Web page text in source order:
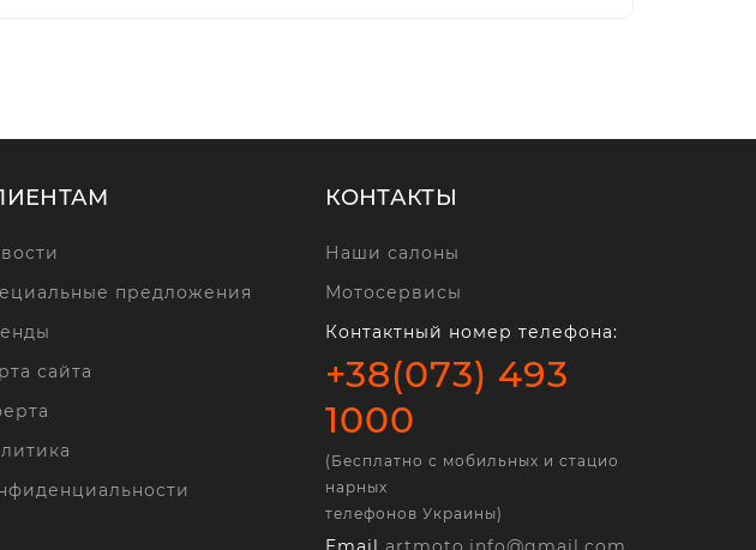
предложения
сайта
КОНТАКТЫ
Наши салоны
Мотосервисы
Контактный номер телефона:
+38(073) 493
1000
(Бесплатно с мобильных и стацио
нарных
телефонов Украины)